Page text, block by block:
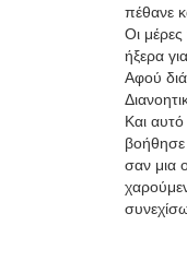
πέθανε
Οι
ήξερα
Αφού
Και
βοήθησε
σαν μια